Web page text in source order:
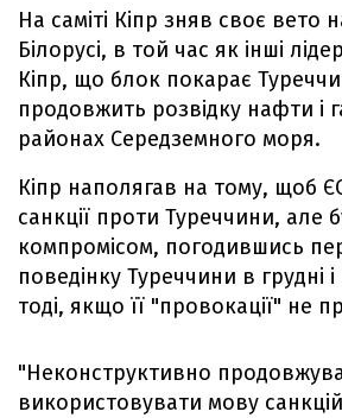
На саміті Кіпр зняв своє вето
Білорусі, в той час як інші
Кіпр, що блок покарає
продовжить розвідку нафти і
районах Середземного моря.
Кіпр наполягав на тому, щоб
санкції проти Туреччини, але
компромісом, погодившись
поведінку Туреччини в грудні
тоді, якщо її "провокації" не
"Неконструктивно
використовувати мову